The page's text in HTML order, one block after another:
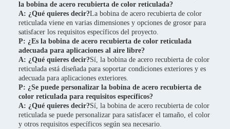
la bobina de acero recubierta de color reticulada?
A: ¿Qué quieres decir?La bobina de acero recubierta de color
reticulada viene en varias dimensiones y opciones de grosor para
satisfacer los requisitos específicos del proyecto.
P: ¿Es la bobina de acero recubierta de color reticulada
adecuada para aplicaciones al aire libre?
A: ¿Qué quieres decir?Sí, la bobina de acero recubierta de color
reticulada está diseñada para soportar condiciones exteriores y es
adecuada para aplicaciones exteriores.
P: ¿Se puede personalizar la bobina de acero recubierta de
color reticulada para requisitos específicos?
A: ¿Qué quieres decir?Sí, la bobina de acero recubierta de color
reticulada se puede personalizar para satisfacer el tamaño, el color
y otros requisitos específicos según sea necesario.